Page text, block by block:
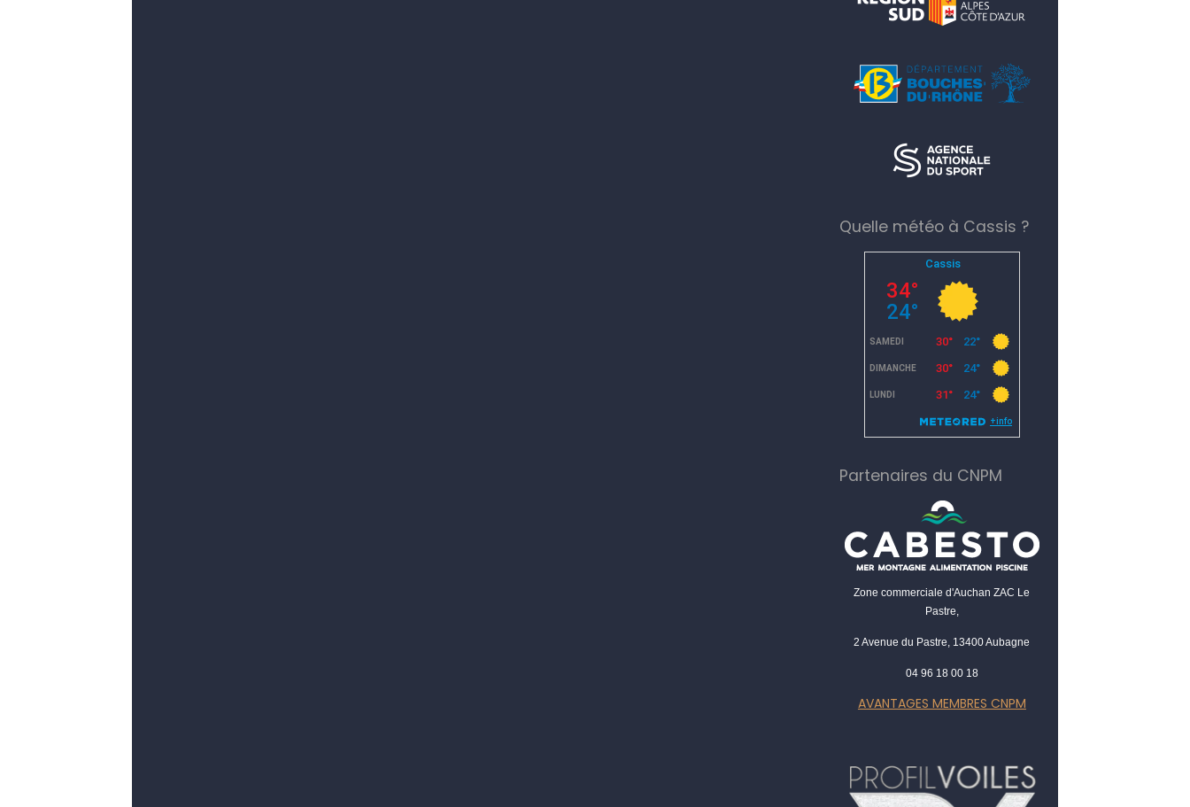
Quelle météo à Cassis ?
Partenaires du CNPM
Zone commerciale d'Auchan ZAC Le
Pastre,
2 Avenue du Pastre, 13400 Aubagne
04 96 18 00 18
AVANTAGES MEMBRES CNPM